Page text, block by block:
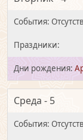
Среда - 5